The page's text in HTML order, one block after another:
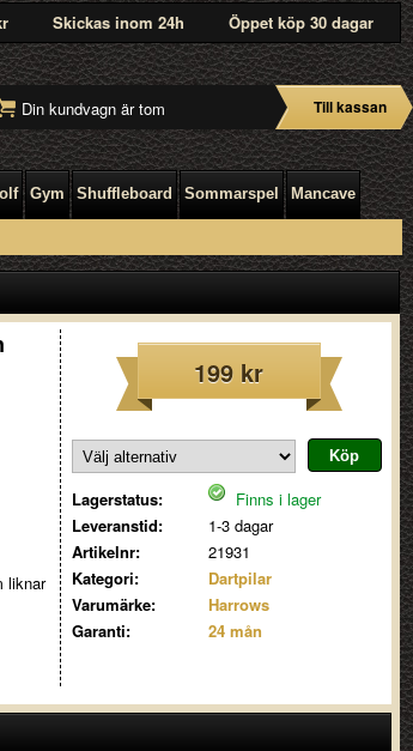
Skickas inom 24h Öppet köp 30 dagar
Din kundvagn är tom Till kassan
Gym Shuffleboard Sommarspel Mancave
199 kr
Lagerstatus:
Finns i lager
Leveranstid:
1-3 dagar
Artikelnr:
21931
Kategori:
Dartpilar
Varumärke:
Harrows
Garanti:
24 mån
liknar